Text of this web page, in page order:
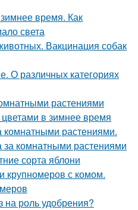
время. Как
света
Вакцинация собак
О различных категориях
растениями
в зимнее время
комнатными растениями.
за комнатными растениями
сорта яблони
крупномеров с комом.
на роль удобрения?